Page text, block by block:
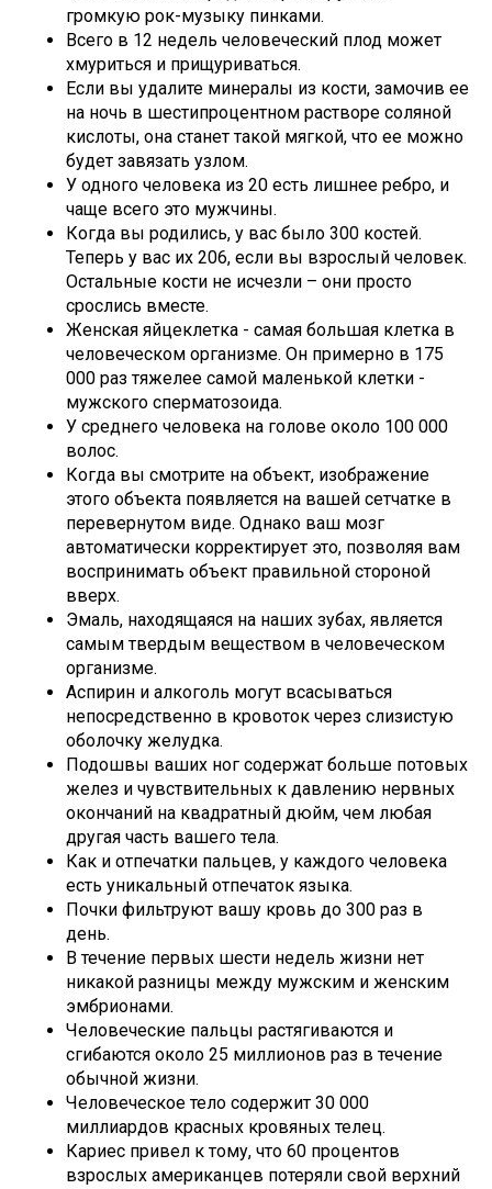
громкую рок-музыку пинками.
Всего в 12 недель человеческий плод может
хмуриться и прищуриваться.
Если вы удалите минералы из кости, замочив ее
на ночь в шестипроцентном растворе соляной
кислоты, она станет такой мягкой, что ее можно
будет завязать узлом.
У одного человека из 20 есть лишнее ребро, и
чаще всего это мужчины.
Когда вы родились, у вас было 300 костей.
Теперь у вас их 206, если вы взрослый человек.
Остальные кости не исчезли – они просто
срослись вместе.
Женская яйцеклетка - самая большая клетка в
человеческом организме. Он примерно в 175
000 раз тяжелее самой маленькой клетки -
мужского сперматозоида.
У среднего человека на голове около 100 000
волос.
Когда вы смотрите на объект, изображение
этого объекта появляется на вашей сетчатке в
перевернутом виде. Однако ваш мозг
автоматически корректирует это, позволяя вам
воспринимать объект правильной стороной
вверх.
Эмаль, находящаяся на наших зубах, является
самым твердым веществом в человеческом
организме.
Аспирин и алкоголь могут всасываться
непосредственно в кровоток через слизистую
оболочку желудка.
Подошвы ваших ног содержат больше потовых
желез и чувствительных к давлению нервных
окончаний на квадратный дюйм, чем любая
другая часть вашего тела.
Как и отпечатки пальцев, у каждого человека
есть уникальный отпечаток языка.
Почки фильтруют вашу кровь до 300 раз в
день.
В течение первых шести недель жизни нет
никакой разницы между мужским и женским
эмбрионами.
Человеческие пальцы растягиваются и
сгибаются около 25 миллионов раз в течение
обычной жизни.
Человеческое тело содержит 30 000
миллиардов красных кровяных телец.
Кариес привел к тому, что 60 процентов
взрослых американцев потеряли свой верхний